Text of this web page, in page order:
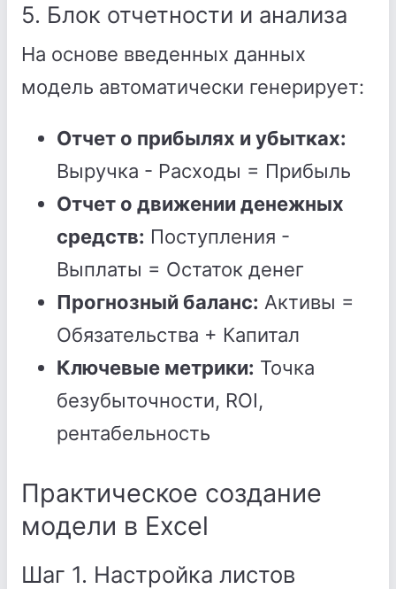
5. Блок отчетности и анализа
На основе введенных данных
модель автоматически генерирует:
Отчет о прибылях и убытках:
Выручка - Расходы = Прибыль
Отчет о движении денежных
средств: Поступления -
Выплаты = Остаток денег
Прогнозный баланс: Активы =
Обязательства + Капитал
Ключевые метрики: Точка
безубыточности, ROI,
рентабельность
Практическое создание
модели в Excel
Шаг 1. Настройка листов